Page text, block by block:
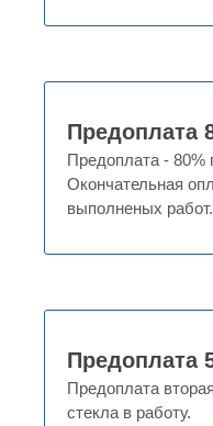
Предоплата
Предоплата - 80%
Окончательная
выполненых работ.
Предоплата
Предоплата
стекла в работу.